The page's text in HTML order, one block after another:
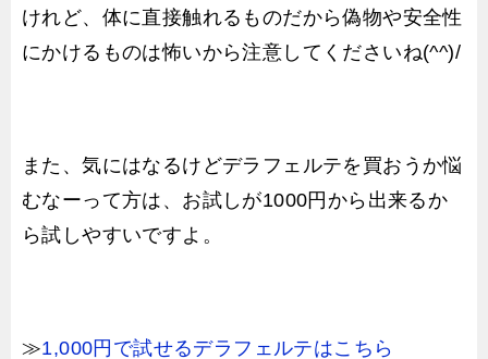
けれど、体に直接触れるものだから偽物や安全性
にかけるものは怖いから注意してくださいね(^^)/
また、気にはなるけどデラフェルテを買おうか悩
むなーって方は、お試しが1000円から出来るか
ら試しやすいですよ。
≫1,000円で試せるデラフェルテはこちら